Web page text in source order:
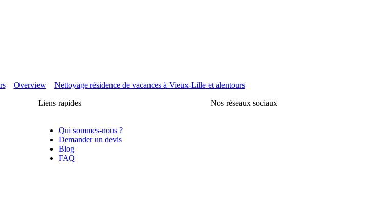
Overview Nettoyage résidence de vacances à Vieux-Lille et alentours
Liens rapides
Qui sommes-nous ?
Demander un devis
Blog
FAQ
Nos réseaux sociaux